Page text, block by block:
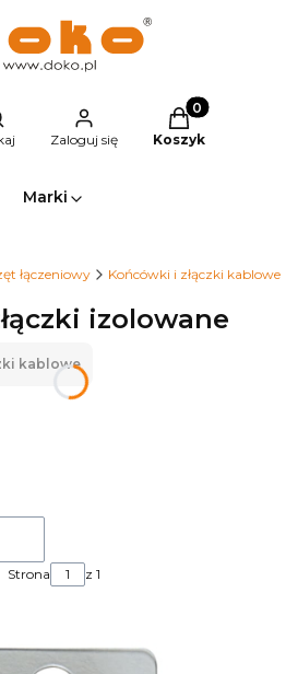
wyszukiwarkę
Zaloguj się
Produkty w
Koszyk
Marki
łączeniowy Końcówki i złączki kablowe
izolowane
kablowe
Strona z 1